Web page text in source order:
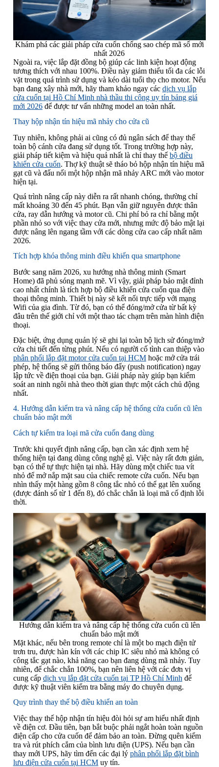
Khám phá các giải pháp cửa cuốn chống sao chép mã số mới
nhất 2026
Ngoài ra, việc lắp đặt đồng bộ giúp các linh kiện hoạt động
tương thích với nhau 100%. Điều này giảm thiểu tối đa các lỗi
vặt trong quá trình sử dụng và kéo dài tuổi thọ cho motor. Nếu
bạn đang xây nhà mới, hãy tham khảo ngay các dịch vụ lắp
cửa cuốn tại Hồ Chí Minh nhà thầu thi công uy tín bảng giá
mới 2026để được tư vấn những model an toàn nhất.
Thay hộp nhận tín hiệu mã nhảy cho cửa cũ
Tuy nhiên, không phải ai cũng có đủ ngân sách để thay thế
toàn bộ cánh cửa đang sử dụng tốt. Trong trường hợp này,
giải pháp tiết kiệm và hiệu quả nhất là chỉ thay thế bộ điều
khiển cửa cuốn. Thợ kỹ thuật sẽ tháo bỏ hộp nhận tín hiệu mã
gạt cũ và đấu nối một hộp nhận mã nhảy ARC mới vào motor
hiện tại.
Quá trình nâng cấp này diễn ra rất nhanh chóng, thường chỉ
mất khoảng 30 đến 45 phút. Bạn vẫn giữ nguyên được thân
cửa, ray dẫn hướng và motor cũ. Chi phí bỏ ra chỉ bằng một
phần nhỏ so với việc thay cửa mới, nhưng mức độ bảo mật lại
được nâng lên ngang tầm với các dòng cửa cao cấp nhất năm
2026.
Tích hợp khóa thông minh điều khiển qua smartphone
Bước sang năm 2026, xu hướng nhà thông minh (Smart
Home) đã phủ sóng mạnh mẽ. Vì vậy, giải pháp bảo mật đỉnh
cao nhất chính là tích hợp bộ điều khiển cửa cuốn qua điện
thoại thông minh. Thiết bị này sẽ kết nối trực tiếp với mạng
Wifi của gia đình. Từ đó, bạn có thể đóng/mở cửa từ bất kỳ
đâu trên thế giới chỉ với một thao tác chạm trên màn hình điện
thoại.
Đặc biệt, ứng dụng quản lý sẽ ghi lại toàn bộ lịch sử đóng/mở
cửa chi tiết đến từng phút. Nếu có người cố tình can thiệp vào
phân phối lắp đặt motor cửa cuốn tại HCMhoặc mở cửa trái
phép, hệ thống sẽ gửi thông báo đẩy (push notification) ngay
lập tức về điện thoại của bạn. Giải pháp này giúp bạn kiểm
soát an ninh ngôi nhà theo thời gian thực một cách chủ động
nhất.
4. Hướng dẫn kiểm tra và nâng cấp hệ thống cửa cuốn cũ lên
chuẩn bảo mật mới
Cách tự kiểm tra loại mã cửa cuốn đang dùng
Trước khi quyết định nâng cấp, bạn cần xác định xem hệ
thống hiện tại đang dùng công nghệ gì. Việc này rất đơn giản,
bạn có thể tự thực hiện tại nhà. Hãy dùng một chiếc tua vít
nhỏ để mở nắp mặt sau của chiếc remote cửa cuốn. Nếu bạn
nhìn thấy một hàng gồm 8 công tắc nhỏ có thể gạt lên xuống
(được đánh số từ 1 đến 8), đó chắc chắn là loại mã cố định lỗi
thời.
Hướng dẫn kiểm tra và nâng cấp hệ thống cửa cuốn cũ lên
chuẩn bảo mật mới
Mặt khác, nếu bên trong remote chỉ là một bo mạch điện tử
trơn tru, được hàn kín với các chip IC siêu nhỏ mà không có
công tắc gạt nào, khả năng cao bạn đang dùng mã nhảy. Tuy
nhiên, để chắc chắn 100%, bạn nên liên hệ với các đơn vị
cung cấp dịch vụ lắp đặt cửa cuốn tại TP Hồ Chí Minh để
được kỹ thuật viên kiểm tra bằng máy đo chuyên dụng.
Quy trình thay thế bộ điều khiển an toàn
Việc thay thế hộp nhận tín hiệu đòi hỏi sự am hiểu nhất định
về điện cơ. Đầu tiên, bạn bắt buộc phải ngắt hoàn toàn nguồn
điện cấp cho cửa cuốn để đảm bảo an toàn. Đừng quên kiểm
tra và rút phích cắm của bình lưu điện (UPS). Nếu bạn cần
thay mới UPS, hãy tìm đến các đại lý phân phối lắp đặt bình
lưu điện cửa cuốn tại HCMuy tín.